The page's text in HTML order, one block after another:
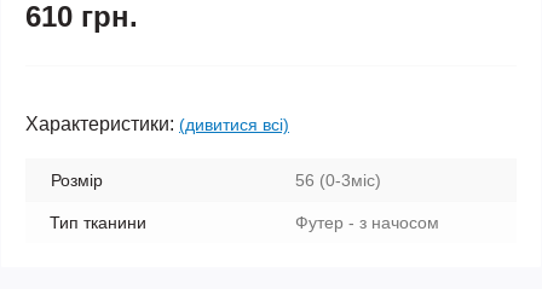
610 грн.
Характеристики: (дивитися всі)
Розмір 56 (0-3міс)
Тип тканини Футер - з начосом